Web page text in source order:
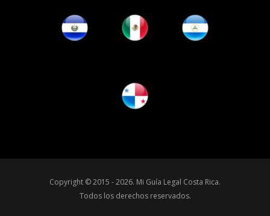
Copyright © 2015 - 2026. Mi Guía Legal Costa Rica.
Todos los derechos reservados.